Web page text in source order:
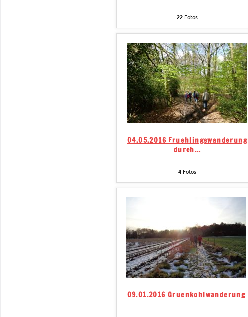
22 Fotos
04.05.2016 Fruehlingswanderung
durch…
4 Fotos
09.01.2016 Gruenkohlwanderung